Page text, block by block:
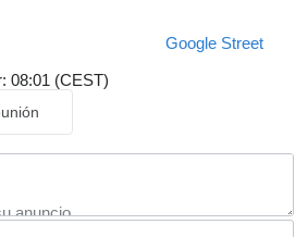
Google Street
08:01 (CEST)